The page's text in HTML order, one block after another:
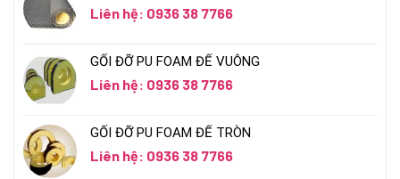
Liên hệ: 0936 38 7766
GỐI ĐỠ PU FOAM ĐẾ VUÔNG
Liên hệ: 0936 38 7766
GỐI ĐỠ PU FOAM ĐẾ TRÒN
Liên hệ: 0936 38 7766